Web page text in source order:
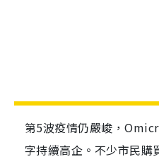
第5波疫情仍嚴峻，
字持續高企。不少市民購